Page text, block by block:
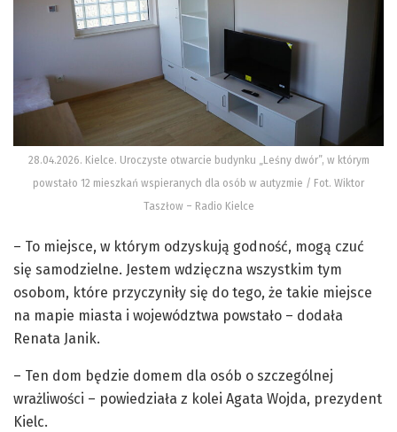
28.04.2026. Kielce. Uroczyste otwarcie budynku „Leśny dwór”, w którym
powstało 12 mieszkań wspieranych dla osób w autyzmie / Fot. Wiktor
Taszłow – Radio Kielce
– To miejsce, w którym odzyskują godność, mogą czuć
się samodzielne. Jestem wdzięczna wszystkim tym
osobom, które przyczyniły się do tego, że takie miejsce
na mapie miasta i województwa powstało – dodała
Renata Janik.
– Ten dom będzie domem dla osób o szczególnej
wrażliwości – powiedziała z kolei Agata Wojda, prezydent
Kielc.